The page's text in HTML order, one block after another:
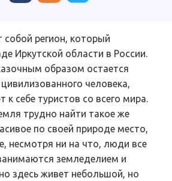
регион, который
Иркутской области в России.
образом остается
человека,
к себе туристов со всего мира.
трудно найти такое же
по своей природе место,
несмотря ни на что, люди все
земледелием и
здесь живет небольшой, но